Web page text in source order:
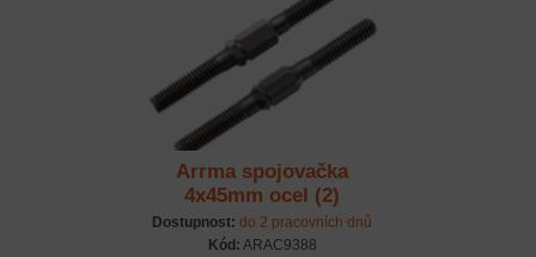
Arrma spojovačka
4x45mm ocel (2)
Dostupnost: do 2 pracovních dnů
Kód: ARAC9388